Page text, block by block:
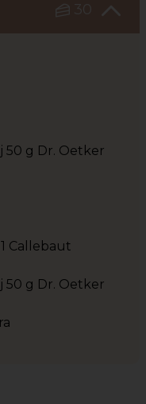
30
50 g Dr. Oetker
Callebaut
50 g Dr. Oetker